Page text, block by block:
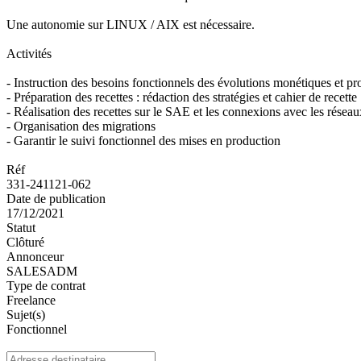
Une autonomie sur LINUX / AIX est nécessaire.
Activités
- Instruction des besoins fonctionnels des évolutions monétiques et
- Préparation des recettes : rédaction des stratégies et cahier de recette
- Réalisation des recettes sur le SAE et les connexions avec les
- Organisation des migrations
- Garantir le suivi fonctionnel des mises en production
Réf
331-241121-062
Date de publication
17/12/2021
Statut
Clôturé
Annonceur
SALESADM
Type de contrat
Freelance
Sujet(s)
Fonctionnel